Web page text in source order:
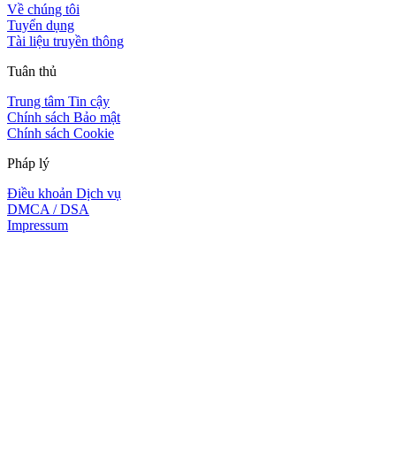
Về chúng tôi
Tuyển dụng
Tài liệu truyền thông
Tuân thủ
Trung tâm Tin cậy
Chính sách Bảo mật
Chính sách Cookie
Pháp lý
Điều khoản Dịch vụ
DMCA / DSA
Impressum